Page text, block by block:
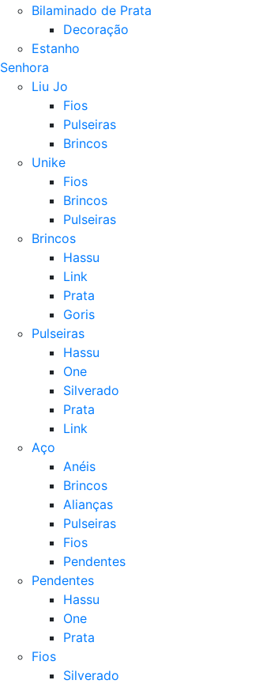
Bilaminado de Prata
Decoração
Estanho
Senhora
Liu Jo
Fios
Pulseiras
Brincos
Unike
Fios
Brincos
Pulseiras
Brincos
Hassu
Link
Prata
Goris
Pulseiras
Hassu
One
Silverado
Prata
Link
Aço
Anéis
Brincos
Alianças
Pulseiras
Fios
Pendentes
Pendentes
Hassu
One
Prata
Fios
Silverado